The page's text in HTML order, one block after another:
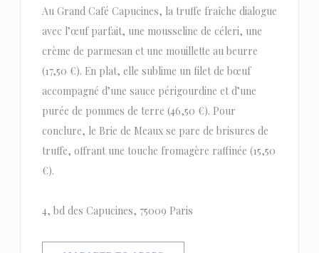
Au Grand Café Capucines, la truffe fraîche dialogue
avec l’œuf parfait, une mousseline de céleri, une
crème de parmesan et une mouillette au beurre
(17,50 €). En plat, elle sublime un filet de bœuf
accompagné d’une sauce périgourdine et d’une
purée de pommes de terre (46,50 €). Pour
conclure, le Brie de Meaux se pare de brisures de
truffe, offrant une touche fromagère raffinée (15,50
€).
4, bd des Capucines, 75009 Paris